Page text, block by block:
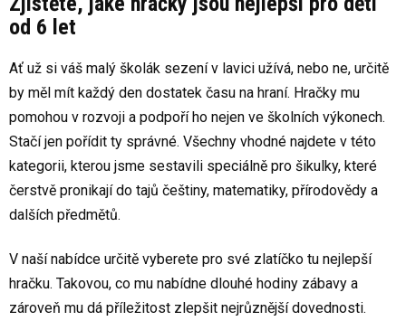
od 6 let
Ať už si váš malý školák sezení v lavici užívá, nebo ne, určitě
by měl mít každý den dostatek času na hraní. Hračky mu
pomohou v rozvoji a podpoří ho nejen ve školních výkonech.
Stačí jen pořídit ty správné. Všechny vhodné najdete v této
kategorii, kterou jsme sestavili speciálně pro šikulky, které
čerstvě pronikají do tajů češtiny, matematiky, přírodovědy a
dalších předmětů.
V naší nabídce určitě vyberete pro své zlatíčko tu nejlepší
hračku. Takovou, co mu nabídne dlouhé hodiny zábavy a
zároveň mu dá příležitost zlepšit nejrůznější dovednosti.